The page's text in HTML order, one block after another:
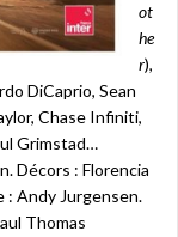
ot
he
r),
DiCaprio, Sean
Chase Infiniti,
Grimstad…
Décors : Florencia
Andy Jurgensen.
Thomas